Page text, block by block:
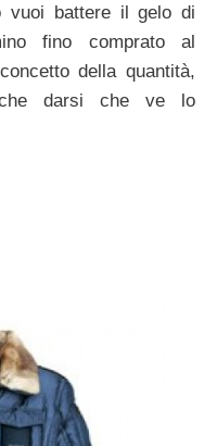
vuoi battere il gelo di
fino comprato al
della quantità,
darsi che ve lo